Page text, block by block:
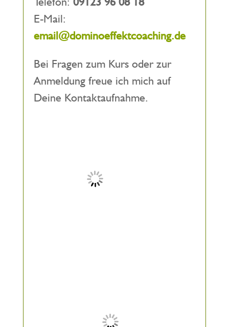
E-Mail:
email@dominoeffektcoaching.de
Bei Fragen zum Kurs oder zur
Anmeldung freue ich mich auf
Deine Kontaktaufnahme.